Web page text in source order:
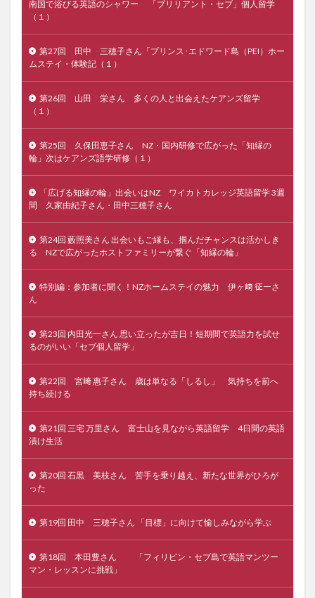
南国で浴びる英語のシャワー 「ブリリアント・セブ」個人留学
（１）
第27回 田中 三穂子さん「プリンス･エドワード島（PEI）ホー
ムステイ・体験記（１）
第26回 山田 栄さん 多くの人と出会えたケアンズ留学
（１）
第25回 久保田恵子さん NZ・国内研修で広がった「知縁の
輪」次はケアンズ語学研修（１）
「広げる知縁の輪」出会いはNZ ワイカトカレッジ英語留学 3週
間 久家由紀子さん・田中三穂子さん
第24回 藪照美さん 出会いもご縁も、掴んだチャンスは活かしき
る NZで広がったホストファミリーが繋ぐ「知縁の輪」
特別編：参加者に聞く！NZホームステイの魅力 伊ヶ﨑 征一さ
ん
第23回 内田光一さん 思い立ったが吉日！短期間で英語力を試せ
るのがいい「セブ個人留学」
第22回 宮﨑 惠子さん 歳は単なる「しるし」 気持ちを前へ
持ち続ける
第21回 三宅 万里さん 富士山を見ながら英語留学 4日間の英語
漬け生活
第20回 石黒 美枝さん 苦手を乗り越え、新たな世界がひろが
った
第19回 田中 三穂子さん 「目標」に向けて愉しみながら学ぶ
第18回 本田豊さん 「フィリピン・セブ島で英語マンツー
マン・レッスンに挑戦」